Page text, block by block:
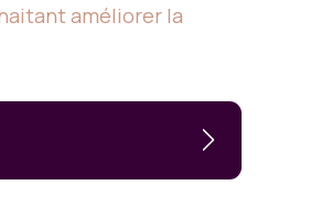
améliorer la